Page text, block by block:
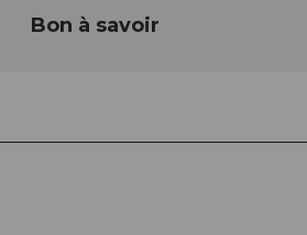
Bon à savoir